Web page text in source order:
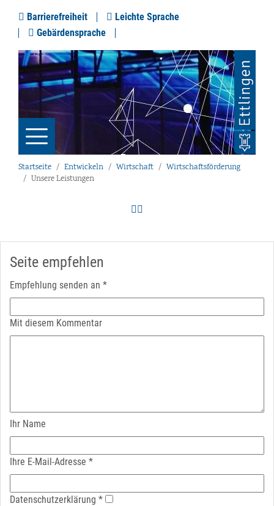
Barrierefreiheit
Leichte Sprache
Gebärdensprache
Startseite Entwickeln Wirtschaft
Wirtschaftsförderung
Unsere Leistungen
Seite empfehlen
Empfehlung senden an *
Mit diesem Kommentar
Ihr Name
Ihre E-Mail-Adresse *
Datenschutz­erklärung *